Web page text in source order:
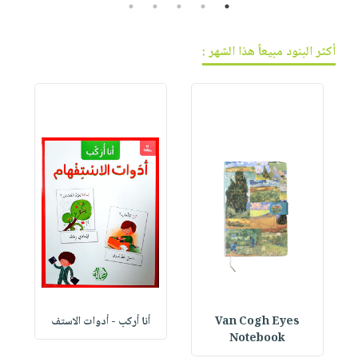
1
2
3
4
5
أكثر البنود مبيعاً هذا الشهر :
Van Cogh Eyes
Notebook
أنا أركب - أدوات الاستف